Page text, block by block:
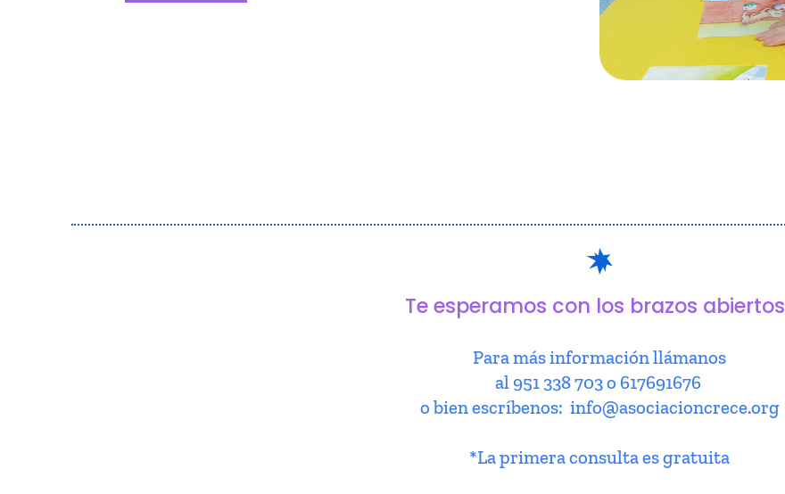
Te esperamos con los brazos
Para más información llámanos
al 951 338 703 o 617691676
o bien escríbenos: info@asociacioncrece.org
*La primera consulta es gratuita